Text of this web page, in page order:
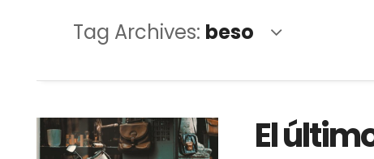
Tag Archives: beso
El